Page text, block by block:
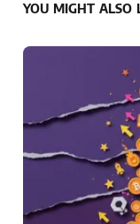
YOU MIGHT ALSO